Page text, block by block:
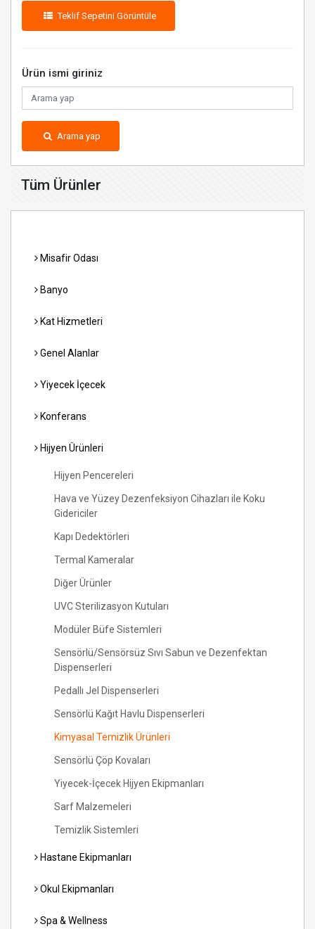
Tüm Ürünler
Misafir Odası
Banyo
Kat Hizmetleri
Genel Alanlar
Yiyecek İçecek
Konferans
Hijyen Ürünleri
Hijyen Pencereleri
Hava ve Yüzey Dezenfeksiyon Cihazları ile Koku
Gidericiler
Kapı Dedektörleri
Termal Kameralar
Diğer Ürünler
UVC Sterilizasyon Kutuları
Modüler Büfe Sistemleri
Sensörlü/Sensörsüz Sıvı Sabun ve Dezenfektan
Dispenserleri
Pedallı Jel Dispenserleri
Sensörlü Kağıt Havlu Dispenserleri
Kimyasal Temizlik Ürünleri
Sensörlü Çöp Kovaları
Yiyecek-İçecek Hijyen Ekipmanları
Sarf Malzemeleri
Temizlik Sistemleri
Hastane Ekipmanları
Okul Ekipmanları
Spa & Wellness
Teklif Sepetini Görüntüle
Ürün ismi giriniz
Arama yap